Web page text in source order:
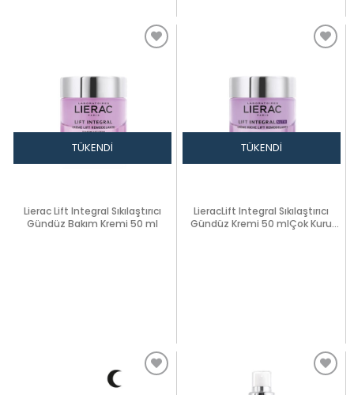
TÜKENDI
Lierac Lift Integral Sıkılaştırıcı
Gündüz Bakım Kremi 50 ml
TÜKENDI
LieracLift Integral Sıkılaştırıcı
Gündüz Kremi 50 mlÇok Kuru